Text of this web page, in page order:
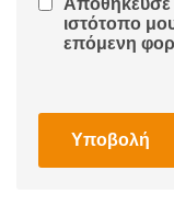
ιστότοπο
επόμενη